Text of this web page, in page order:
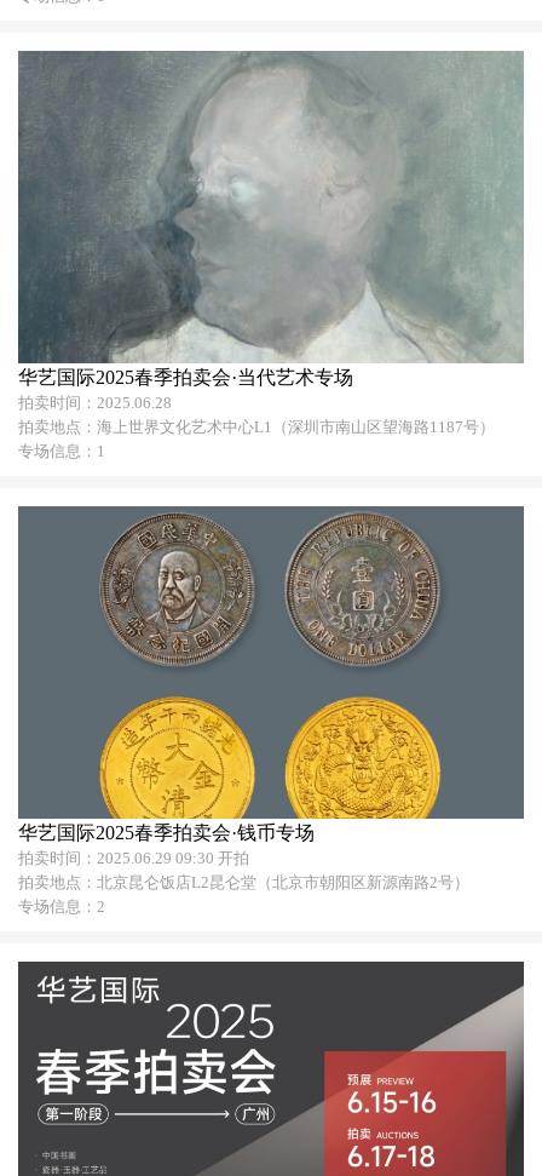
华艺国际2025春季拍卖会·当代艺术专场
拍卖时间：2025.06.28
拍卖地点：海上世界文化艺术中心L1（深圳市南山区望海路1187号）
专场信息：1
华艺国际2025春季拍卖会·钱币专场
拍卖时间：2025.06.29 09:30 开拍
拍卖地点：北京昆仑饭店L2昆仑堂（北京市朝阳区新源南路2号）
专场信息：2